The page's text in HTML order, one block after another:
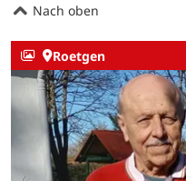
Nach oben
Roetgen